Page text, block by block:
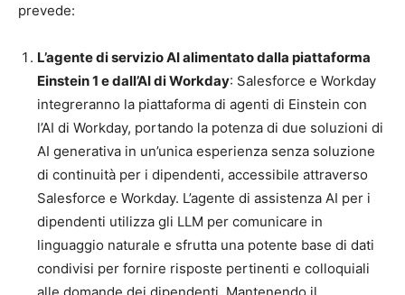
prevede:
L’agente di servizio AI alimentato dalla piattaforma
Einstein 1 e dall’AI di Workday: Salesforce e Workday
integreranno la piattaforma di agenti di Einstein con
l’AI di Workday, portando la potenza di due soluzioni di
AI generativa in un’unica esperienza senza soluzione
di continuità per i dipendenti, accessibile attraverso
Salesforce e Workday. L’agente di assistenza AI per i
dipendenti utilizza gli LLM per comunicare in
linguaggio naturale e sfrutta una potente base di dati
condivisi per fornire risposte pertinenti e colloquiali